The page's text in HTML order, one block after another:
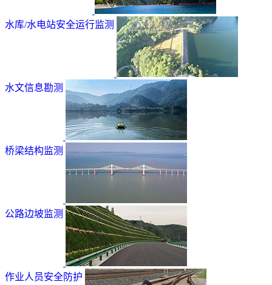
水库/水电站安全运行监测
水文信息勘测
桥梁结构监测
公路边坡监测
作业人员安全防护